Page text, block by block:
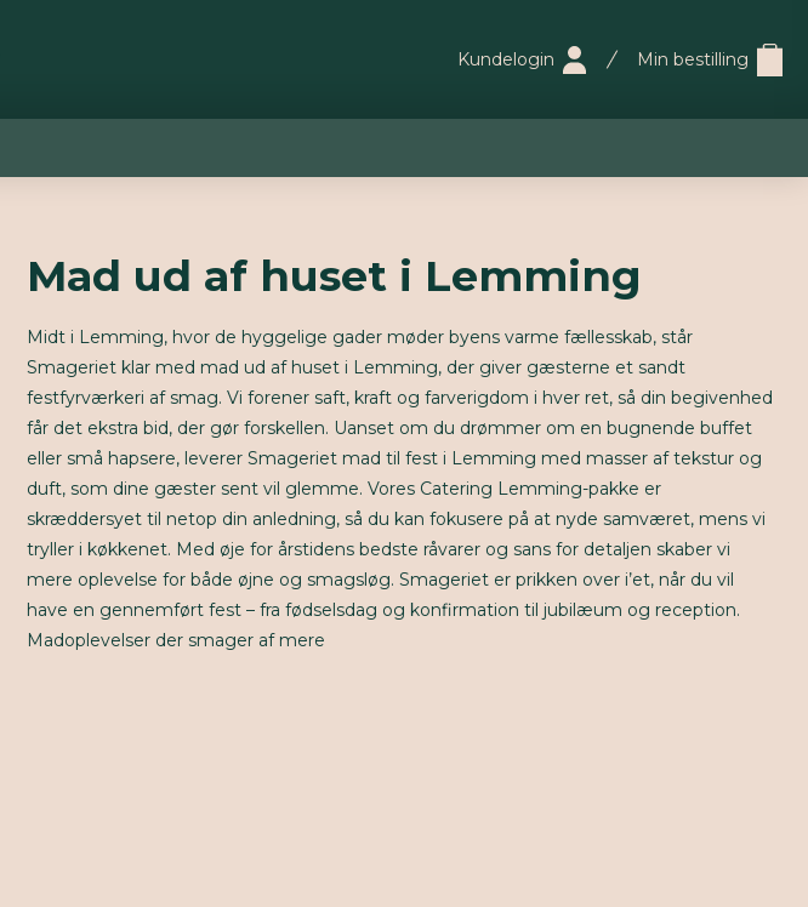
Kundelogin Min bestilling
Mad ud af huset i Lemming
Midt i Lemming, hvor de hyggelige gader møder byens varme fællesskab, står
Smageriet klar med mad ud af huset i Lemming, der giver gæsterne et sandt
festfyrværkeri af smag. Vi forener saft, kraft og farverigdom i hver ret, så din begivenhed
får det ekstra bid, der gør forskellen. Uanset om du drømmer om en bugnende buffet
eller små hapsere, leverer Smageriet mad til fest i Lemming med masser af tekstur og
duft, som dine gæster sent vil glemme. Vores Catering Lemming-pakke er
skræddersyet til netop din anledning, så du kan fokusere på at nyde samværet, mens vi
tryller i køkkenet. Med øje for årstidens bedste råvarer og sans for detaljen skaber vi
mere oplevelse for både øjne og smagsløg. Smageriet er prikken over i’et, når du vil
have en gennemført fest – fra fødselsdag og konfirmation til jubilæum og reception.
Madoplevelser der smager af mere